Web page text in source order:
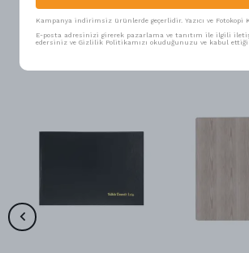
Kampanya indirimsiz ürünlerde geçerlidir. Yazıcı ve Fotokopi
E-posta adresinizi girerek pazarlama ve tanıtım ile ilgili
edersiniz ve Gizlilik Politikamızı okuduğunuzu ve kabul